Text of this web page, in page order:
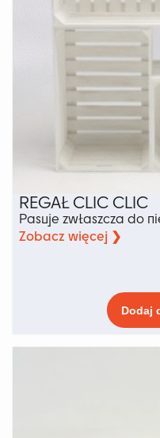
REGAŁ CLIC CLIC
Pasuje zwłaszcza do
Zobacz więcej ❯
Dodaj